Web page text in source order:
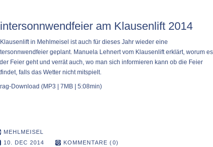
am Klausenlift 2014
in Mehlmeisel ist auch für dieses Jahr wieder eine
geplant. Manuela Lehnert vom Klausenlift erklärt, worum es
Feier geht und verrät auch, wo man sich informieren kann ob die Feier
falls das Wetter nicht mitspielt.
Download (MP3 | 7MB | 5:08min)
MEHLMEISEL
10. DEC 2014
KOMMENTARE (0)